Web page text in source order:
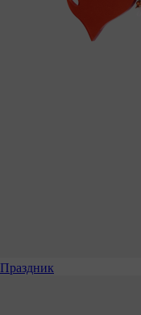
Праздник